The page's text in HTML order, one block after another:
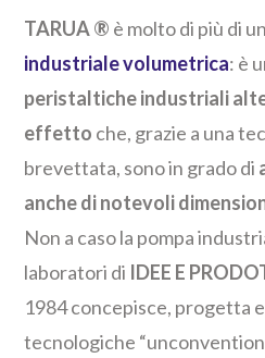
TARUA ® è molto di più di
industriale volumetrica: è
peristaltiche industriali
effetto che, grazie a una
brevettata, sono in grado di
anche di notevoli
Non a caso la pompa
laboratori di IDEE E
1984 concepisce, progetta
tecnologiche